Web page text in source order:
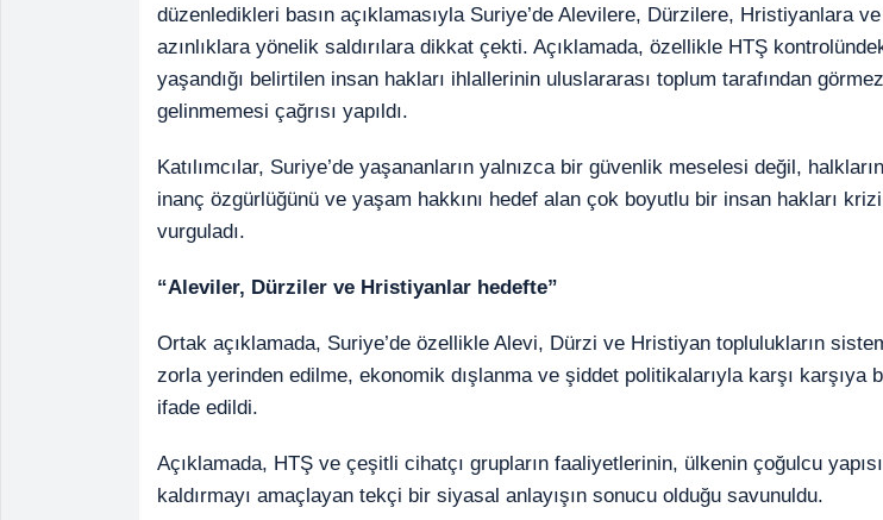
düzenledikleri basın açıklamasıyla Suriye’de Alevilere, Dürzilere, Hristiyanlara
azınlıklara yönelik saldırılara dikkat çekti. Açıklamada, özellikle HTŞ
yaşandığı belirtilen insan hakları ihlallerinin uluslararası toplum tarafından
gelinmemesi çağrısı yapıldı.
Katılımcılar, Suriye’de yaşananların yalnızca bir güvenlik meselesi değil, halkların
inanç özgürlüğünü ve yaşam hakkını hedef alan çok boyutlu bir insan hakları
vurguladı.
“Aleviler, Dürziler ve Hristiyanlar hedefte”
Ortak açıklamada, Suriye’de özellikle Alevi, Dürzi ve Hristiyan toplulukların
zorla yerinden edilme, ekonomik dışlanma ve şiddet politikalarıyla karşı karşıya
ifade edildi.
Açıklamada, HTŞ ve çeşitli cihatçı grupların faaliyetlerinin, ülkenin çoğulcu
kaldırmayı amaçlayan tekçi bir siyasal anlayışın sonucu olduğu savunuldu.